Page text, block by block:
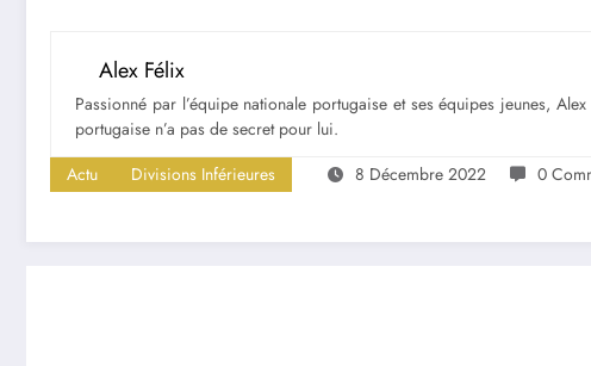
Alex Félix
Passionné par l’équipe nationale portugaise et ses équipes jeunes,
portugaise n’a pas de secret pour lui.
Actu
Divisions Inférieures 8 Décembre 2022 0